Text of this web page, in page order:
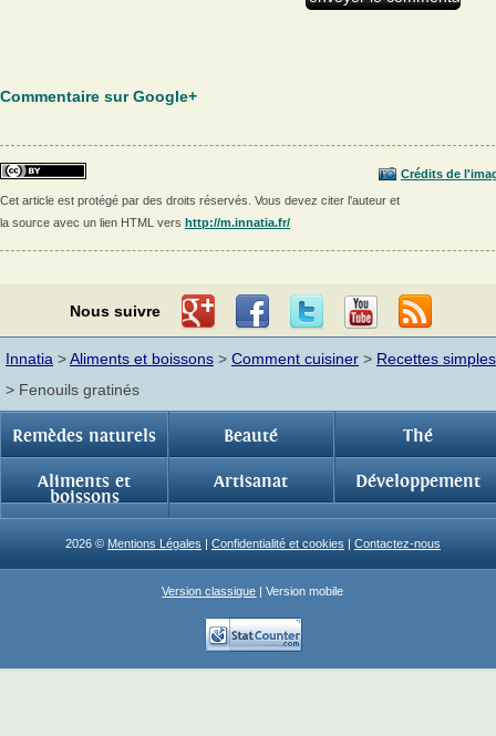
Commentaire sur Google+
Crédits de
Cet article est protégé par des droits réservés. Vous devez citer l'auteur et
la source avec un lien HTML vers http://m.innatia.fr/
Nous suivre
Innatia >Aliments et boissons > Comment cuisiner > Recettes simples
> Fenouils gratinés
Remèdes naturels Beauté Thé
Aliments et
boissons
Artisanat Développement
2026 © Mentions Légales Confidentialité et cookies Contactez-nous
Version classique | Version mobile